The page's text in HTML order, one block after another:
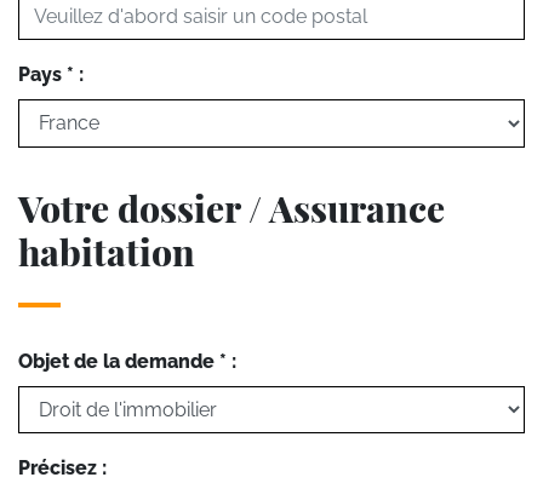
Pays * :
Votre dossier / Assurance
habitation
Objet de la demande * :
Précisez :